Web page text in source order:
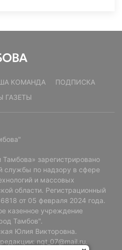
КОМАНДА
ПОДПИСКА
ГАЗЕТЫ
зарегистрировано
службы по надзору в сфере
и массовых
области. Регистрационный
от 05 февраля 2024 года.
казенное учреждение
Тамбов".
Юлия Викторовна.
ngt_07@mail.ru.